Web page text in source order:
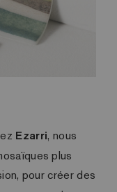
Ezarri, nous
plus
pour créer des